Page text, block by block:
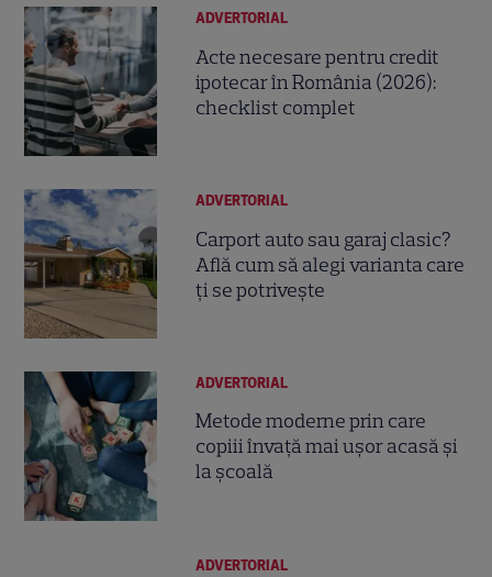
ADVERTORIAL
Acte necesare pentru credit
ipotecar în România (2026):
checklist complet
ADVERTORIAL
Carport auto sau garaj clasic?
Află cum să alegi varianta care
ți se potrivește
ADVERTORIAL
Metode moderne prin care
copiii învață mai ușor acasă și
la școală
ADVERTORIAL